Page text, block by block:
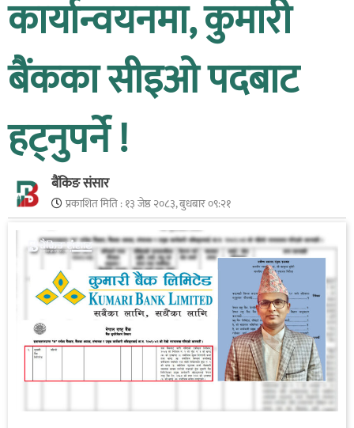
कार्यान्वयनमा, कुमारी
बैंकका सीइओ पदबाट
हट्नुपर्ने !
बैंकिङ संसार
प्रकाशित मिति :१३ जेष्ठ २०८३, बुधबार ०९:२१